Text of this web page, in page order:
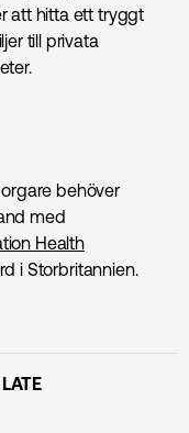
att hitta ett tryggt
till privata
behöver
med
Health
i Storbritannien.